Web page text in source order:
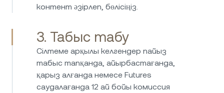
контент әзірлеп, бөлісіңіз.
3. Табыс табу
Сілтеме арқылы келгендер пайыз
табыс тапқанда, айырбастағанда,
қарыз алғанда немесе Futures
саудалағанда 12 ай бойы комиссия